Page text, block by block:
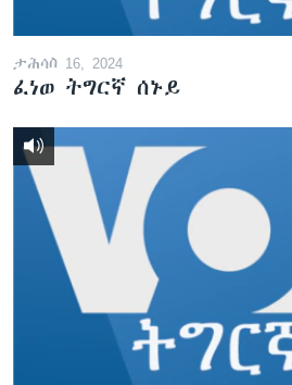
ታሕሳስ 16, 2024
ፈነወ ትግርኛ ሰኑይ